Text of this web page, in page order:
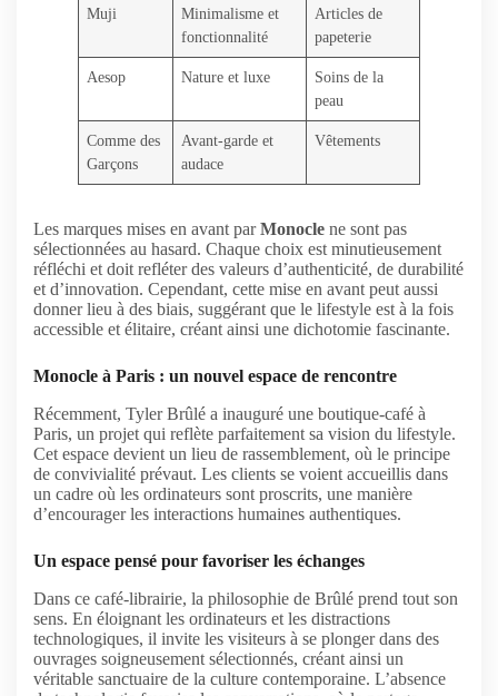
Muji
Minimalisme et
fonctionnalité
Articles de
papeterie
Aesop Nature et luxe
Soins de la
peau
Comme des
Garçons
Avant-garde et
audace
Vêtements
Les marques mises en avant parMonocle ne sont pas
sélectionnées au hasard. Chaque choix est minutieusement
réfléchi et doit refléter des valeurs d’authenticité, de durabilité
et d’innovation. Cependant, cette mise en avant peut aussi
donner lieu à des biais, suggérant que le lifestyle est à la fois
accessible et élitaire, créant ainsi une dichotomie fascinante.
Monocle à Paris : un nouvel espace de rencontre
Récemment, Tyler Brûlé a inauguré une boutique-café à
Paris, un projet qui reflète parfaitement sa vision du lifestyle.
Cet espace devient un lieu de rassemblement, où le principe
de convivialité prévaut. Les clients se voient accueillis dans
un cadre où les ordinateurs sont proscrits, une manière
d’encourager les interactions humaines authentiques.
Un espace pensé pour favoriser les échanges
Dans ce café-librairie, la philosophie de Brûlé prend tout son
sens. En éloignant les ordinateurs et les distractions
technologiques, il invite les visiteurs à se plonger dans des
ouvrages soigneusement sélectionnés, créant ainsi un
véritable sanctuaire de la culture contemporaine. L’absence